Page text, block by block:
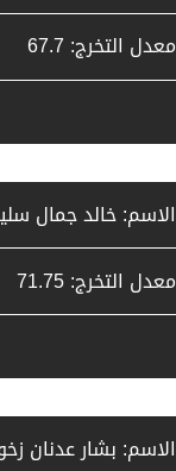
معدل التخرج: 67.7
الاسم: خالد جمال
معدل التخرج: 71.75
الاسم: بشار عدنان